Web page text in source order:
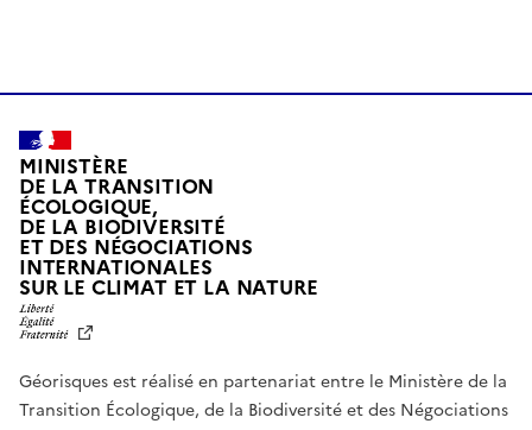
MINISTÈRE
DE LA TRANSITION
ÉCOLOGIQUE,
DE LA BIODIVERSITÉ
ET DES NÉGOCIATIONS
INTERNATIONALES
SUR LE CLIMAT ET LA NATUREL
T
É
Géorisques est réalisé en partenariat entre le Ministère de la
Transition Écologique, de la Biodiversité et des Négociations